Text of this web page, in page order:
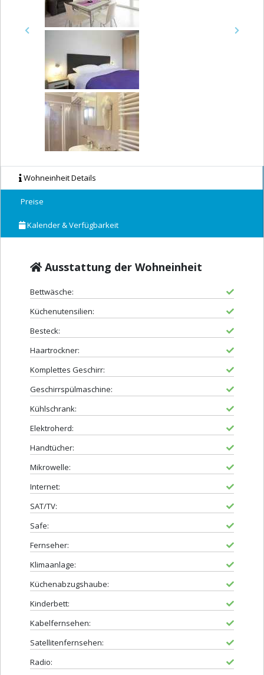
Previous Next
Wohneinheit Details
Preise
Kalender & Verfügbarkeit
Ausstattung der Wohneinheit
Bettwäsche:
Küchenutensilien:
Besteck:
Haartrockner:
Komplettes Geschirr:
Geschirrspülmaschine:
Kühlschrank:
Elektroherd:
Handtücher:
Mikrowelle:
Internet:
SAT/TV:
Safe:
Fernseher:
Klimaanlage:
Küchenabzugshaube:
Kinderbett:
Kabelfernsehen:
Satellitenfernsehen:
Radio: